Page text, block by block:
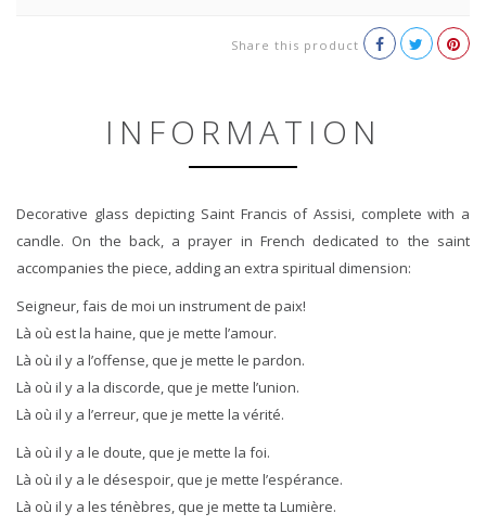
Share this product
INFORMATION
Decorative glass depicting Saint Francis of Assisi, complete with a
candle. On the back, a prayer in French dedicated to the saint
accompanies the piece, adding an extra spiritual dimension:
Seigneur, fais de moi un instrument de paix!
Là où est la haine, que je mette l’amour.
Là où il y a l’offense, que je mette le pardon.
Là où il y a la discorde, que je mette l’union.
Là où il y a l’erreur, que je mette la vérité.
Là où il y a le doute, que je mette la foi.
Là où il y a le désespoir, que je mette l’espérance.
Là où il y a les ténèbres, que je mette ta Lumière.